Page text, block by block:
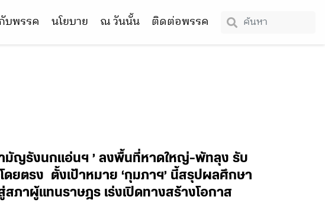
บพรรค นโยบาย ณ วันนั้น ติดต่อพรรค
ามัญรังนกแอ่นฯ ’ ลงพื้นที่หาดใหญ่-พัทลุง รับ
ยตรง ตั้งเป้าหมาย ‘กุมภาฯ’ นี้สรุปผลศึกษา
ภาผู้แทนราษฎร เร่งเปิดทางสร้างโอกาส